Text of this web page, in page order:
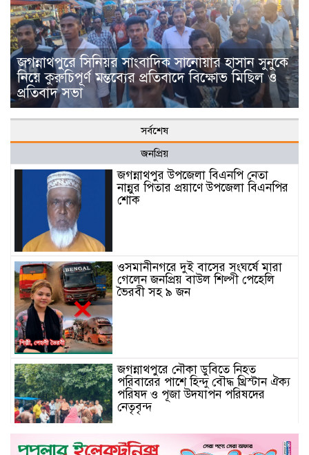
জগন্নাথপুরে সিনিয়র সাংবাদিক সানোয়ার হাসান সুনুকে
নিয়ে কুরুচিপূর্ণ মন্তব্যের প্রতিবাদে বিক্ষোভ মিছিল ও
প্রতিবাদ সভা
সর্বশেষ
জনপ্রিয়
জগন্নাথপুর উপজেলা বিএনপি নেতা
নান্নুর পিতার প্রয়াণে উপজেলা বিএনপির
শোক
ওসমানীনগরে দুই বাসের সংঘর্ষে মারা
গেলেন জনপ্রিয় বাউল শিল্পী পেহেলি
ভৈরবী সহ ৯ জন
জগন্নাথপুরে নৌকা ডুবিতে নিহত
পরিবারের পাশে হিন্দু বৌদ্ধ খ্রিস্টান ঐক্য
পরিষদ ও পূজা উদযাপন পরিষদের
নেতৃবৃন্দ